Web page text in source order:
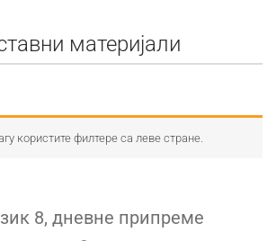
материјали
користите филтере са леве стране.
8, дневне припреме